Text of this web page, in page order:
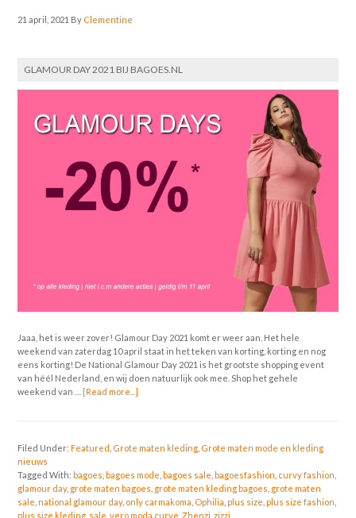
21 april, 2021 By Clementine
GLAMOUR DAY 2021 BIJ BAGOES.NL
Jaaa, het is weer zover! Glamour Day 2021 komt er weer aan. Het hele
weekend van zaterdag 10 april staat in het teken van korting, korting en nog
eens korting! De National Glamour Day 2021 is het grootste shopping event
van héél Nederland, en wij doen natuurlijk ook mee. Shop het gehele
weekend van …[Read more...]
Filed Under:Featured Grote maten kleding Grote maten mode en kleding
nieuws
Tagged With:bagoes ,bagoes mode ,bagoes sale ,bagoesfashion curvy fashion
glamour day, grote maten bagoes grote maten kleding bagoes grote maten
sale ,national glamour day, only carmakoma Ophilia ,plus size ,plus size fashion
plus size kleding sale ,vero moda curve ,Zhenzi ,zizzi